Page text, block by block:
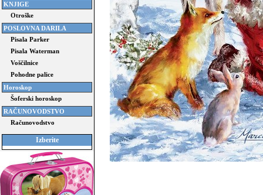
KNJIGE
Otroške
POSLOVNA DARILA
Pisala Parker
Pisala Waterman
Voščilnice
Pohodne palice
Horoskop
Šoferski horoskop
RAČUNOVODSTVO
Računovodstvo
Izberite